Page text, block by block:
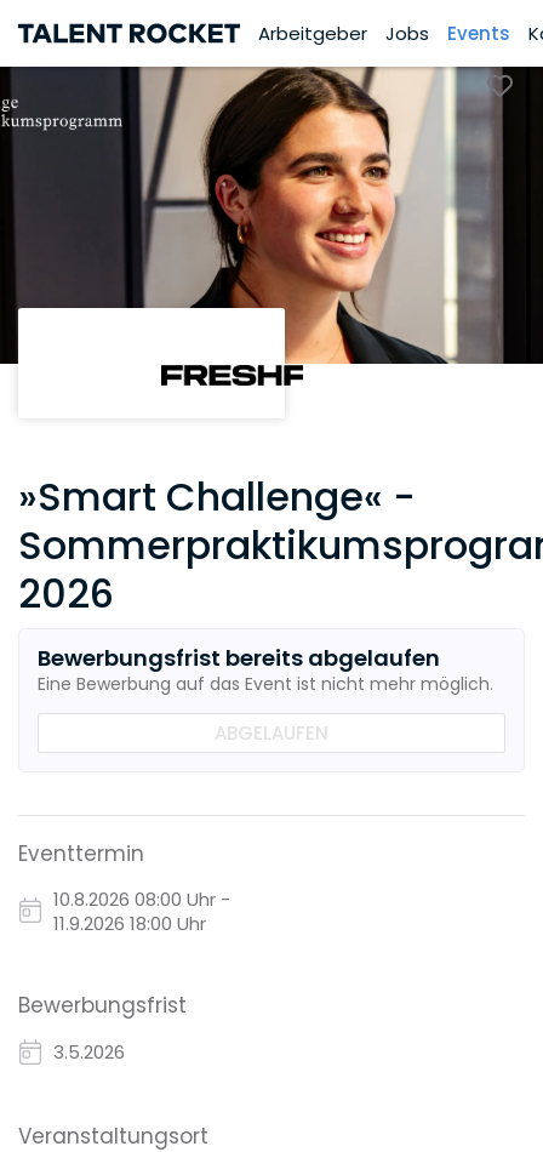
Arbeitgeber Jobs Events
»Smart Challenge« -
2026
Bewerbungsfrist bereits abgelaufen
Eine Bewerbung auf das Event ist nicht mehr möglich.
ABGELAUFEN
Eventtermin
10.8.2026 08:00 Uhr -
11.9.2026 18:00 Uhr
Bewerbungsfrist
3.5.2026
Veranstaltungsort